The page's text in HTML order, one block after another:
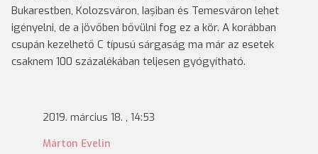
Bukarestben, Kolozsváron, Iașiban és Temesváron lehet
igényelni, de a jövőben bővülni fog ez a kör. A korábban
csupán kezelhető C típusú sárgaság ma már az esetek
csaknem 100 százalékában teljesen gyógyítható.
2019. március 18. , 14:53
Márton Evelin